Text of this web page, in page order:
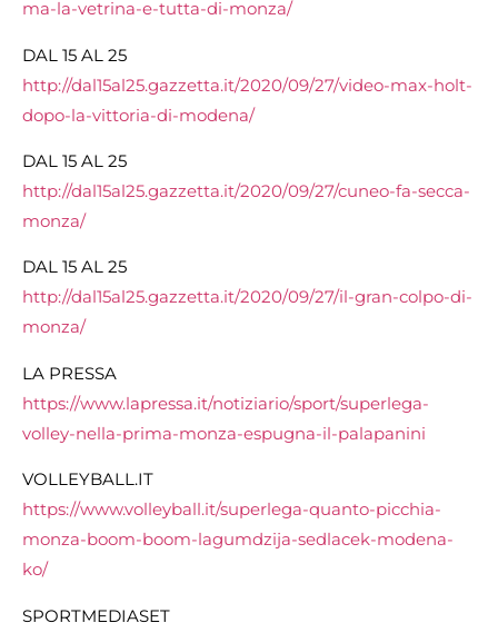
ma-la-vetrina-e-tutta-di-monza/
DAL 15 AL 25
http://dal15al25.gazzetta.it/2020/09/27/video-max-holt-
dopo-la-vittoria-di-modena/
DAL 15 AL 25
http://dal15al25.gazzetta.it/2020/09/27/cuneo-fa-secca-
monza/
DAL 15 AL 25
http://dal15al25.gazzetta.it/2020/09/27/il-gran-colpo-di-
monza/
LA PRESSA
https://www.lapressa.it/notiziario/sport/superlega-
volley-nella-prima-monza-espugna-il-palapanini
VOLLEYBALL.IT
https://www.volleyball.it/superlega-quanto-picchia-
monza-boom-boom-lagumdzija-sedlacek-modena-
ko/
SPORTMEDIASET